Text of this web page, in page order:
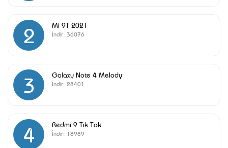
2 Mi 9T 2021
İndir: 36076
3 Galaxy Note 4 Melody
İndir: 28401
4 Redmi 9 Tik Tok
İndir: 18989